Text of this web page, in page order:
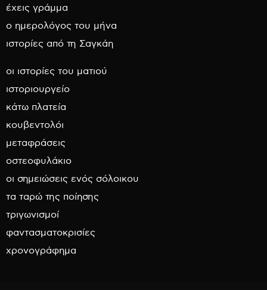
έχεις γράμμα
ο ημερολόγος του μήνα
ιστορίες από τη Σαγκάη
οι ιστορίες του ματιού
ιστοριουργείο
κάτω πλατεία
κουβεντολόι
μεταφράσεις
οστεοφυλάκιο
οι σημειώσεις ενός σόλοικου
τα ταρώ της ποίησης
τριγωνισμοί
φαντασματοκρισίες
χρονογράφημα